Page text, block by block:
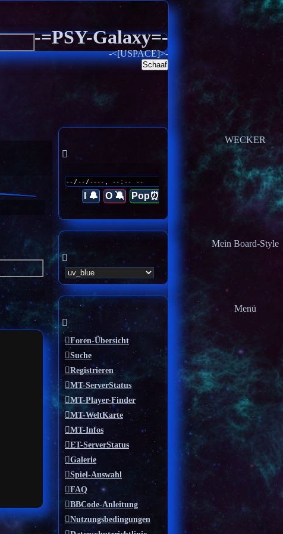
-=PSY-Galaxy=-
-<[USPACE]>-
Schaaf
WECKER
I 🔔 O 🔕 Pop⏰
Mein Board-Style
Menü
Foren-Übersicht
Suche
Registrieren
MT-ServerStatus
MT-Player-Finder
MT-WeltKarte
MT-Infos
ET-ServerStatus
Galerie
Spiel-Auswahl
FAQ
BBCode-Anleitung
Nutzungsbedingungen